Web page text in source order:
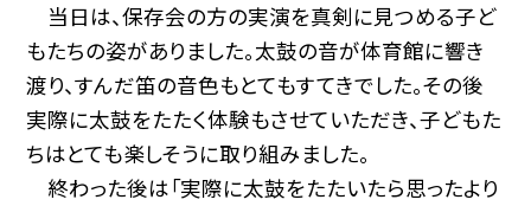
当日は、保存会の方の実演を真剣に見つめる子ど
もたちの姿がありました。太鼓の音が体育館に響き
渡り、すんだ笛の音色もとてもすてきでした。その後
実際に太鼓をたたく体験もさせていただき、子どもた
ちはとても楽しそうに取り組みました。
終わった後は「実際に太鼓をたたいたら思ったより